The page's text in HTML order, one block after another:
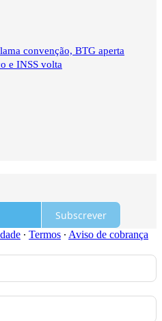
convenção, BTG aperta
e INSS volta
Subscrever
∙ Termos ∙ Aviso de cobrança